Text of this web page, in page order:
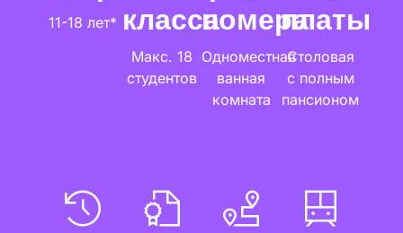
11-18 лет* класса
Макс. 18
студентов
номера
Одноместная
ванная
комната
платы
Столовая
с полным
пансионом